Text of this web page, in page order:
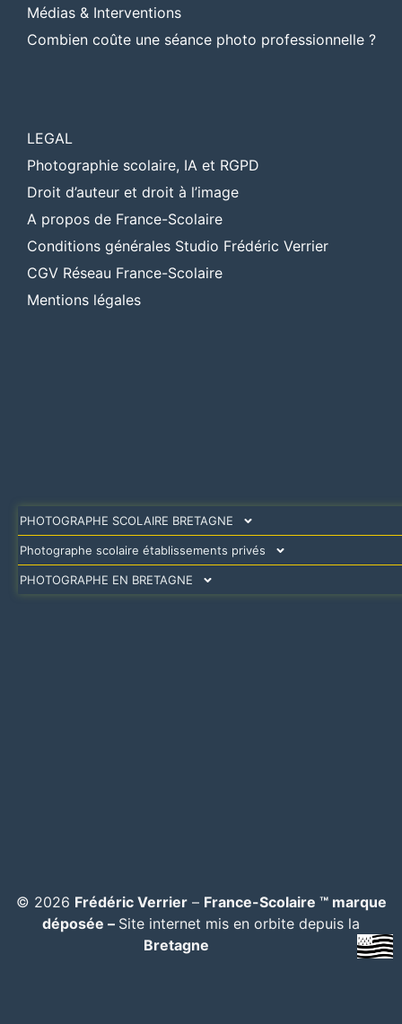
Médias & Interventions
Combien coûte une séance photo professionnelle ?
LEGAL
Photographie scolaire, IA et RGPD
Droit d’auteur et droit à l’image
A propos de France-Scolaire
Conditions générales Studio Frédéric Verrier
CGV Réseau France-Scolaire
Mentions légales
PHOTOGRAPHE SCOLAIRE BRETAGNE
Photographe scolaire établissements privés
PHOTOGRAPHE EN BRETAGNE
© 2026 Frédéric Verrier– France-Scolaire ™ marque
déposée – Site internet mis en orbite depuis la
Bretagne